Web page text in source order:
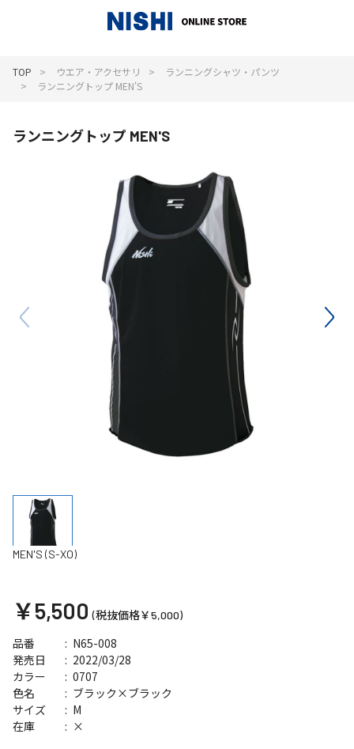
TOP ウエア・アクセサリ
ランニングシャツ・パンツ
ランニングトップ MEN'S
ランニングトップ MEN'S
MEN'S (S-XO)
￥5,500 (税抜価格￥5,000)
品番 N65-008
発売日 2022/03/28
サイズ M
カラー 0707
在庫 ×
色名 ブラック×ブラック